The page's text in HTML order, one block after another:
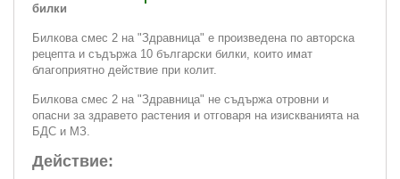
билки
Билкова смес 2 на "Здравница" е произведена по авторска
рецепта и съдържа 10 български билки, които имат
благоприятно действие при колит.
Билкова смес 2 на "Здравница" не съдържа отровни и
опасни за здравето растения и отговаря на изискванията на
БДС и МЗ.
Действие: